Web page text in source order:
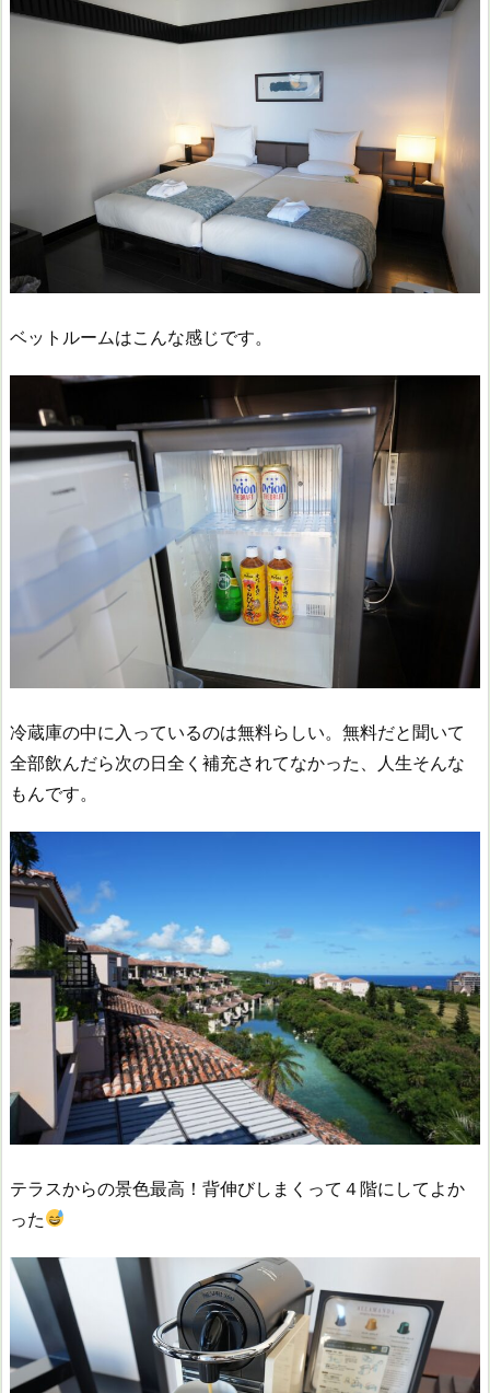
ベットルームはこんな感じです。
冷蔵庫の中に入っているのは無料らしい。無料だと聞いて
全部飲んだら次の日全く補充されてなかった、人生そんな
もんです。
テラスからの景色最高！背伸びしまくって４階にしてよか
った